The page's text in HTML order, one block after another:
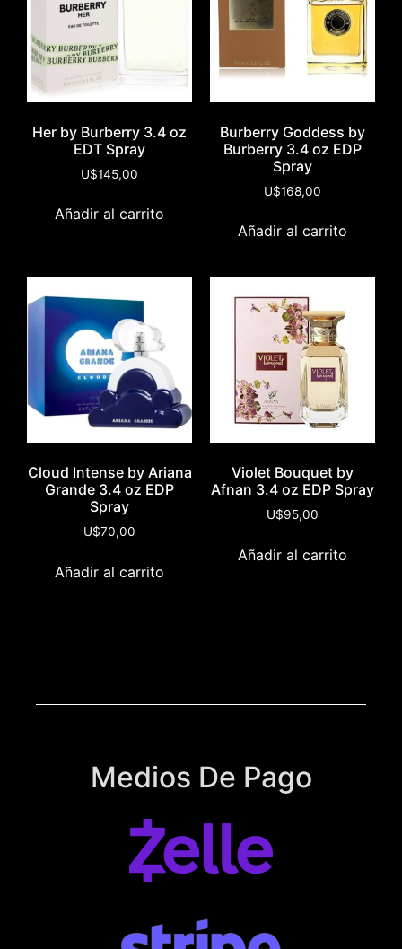
Her by Burberry 3.4 oz
EDT Spray
U$145,00
Añadir al carrito
Burberry Goddess by
Burberry 3.4 oz EDP
Spray
U$168,00
Añadir al carrito
Cloud Intense by Ariana
Grande 3.4 oz EDP
Spray
U$70,00
Añadir al carrito
Violet Bouquet by
Afnan 3.4 oz EDP Spray
U$95,00
Añadir al carrito
Medios De Pago